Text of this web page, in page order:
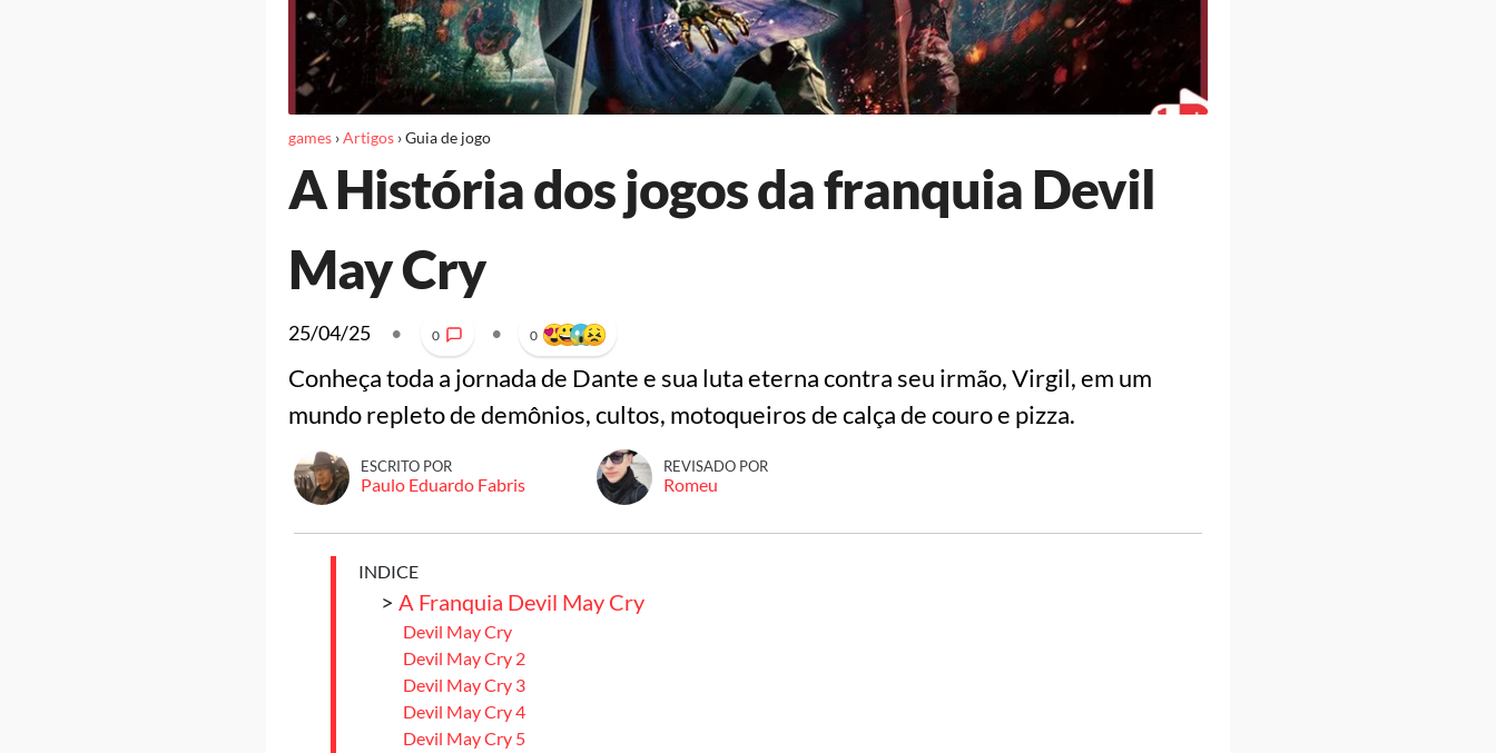
games›Artigos›Guia de jogo
A História dos jogos da franquia Devil
May Cry
25/04/25 • 0 • 0
Conheça toda a jornada de Dante e sua luta eterna contra seu irmão, Virgil, em um
mundo repleto de demônios, cultos, motoqueiros de calça de couro e pizza.
ESCRITO POR
Paulo Eduardo Fabris
REVISADO POR
Romeu
INDICE
> A Franquia Devil May Cry
Devil May Cry
Devil May Cry 2
Devil May Cry 3
Devil May Cry 4
Devil May Cry 5